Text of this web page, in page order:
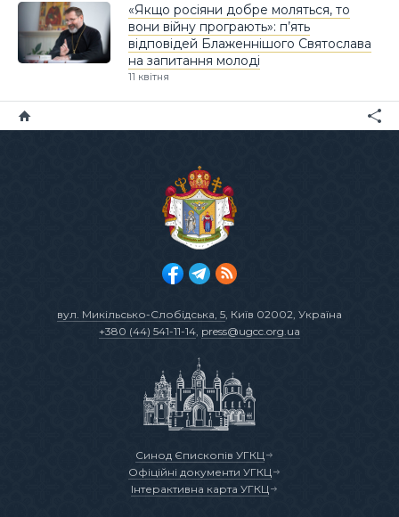
«Якщо росіяни добре моляться, то
вони війну програють»: п’ять
відповідей Блаженнішого Святослава
на запитання молоді
11 квітня
вул. Микільсько-Слобідська, 5, Київ 02002, Україна
+380 (44) 541-11-14, press@ugcc.org.ua
Синод Єпископів УГКЦ
Офіційні документи УГКЦ
Інтерактивна карта УГКЦ